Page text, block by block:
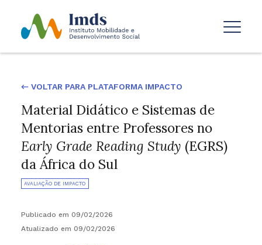
← VOLTAR PARA PLATAFORMA IMPACTO
Material Didático e Sistemas de
Mentorias entre Professores no
Early Grade Reading Study (EGRS)
da África do Sul
AVALIAÇÃO DE IMPACTO
Publicado em 09/02/2026
Atualizado em 09/02/2026